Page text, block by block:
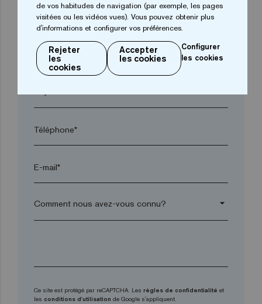
Ville*
Code postal*
Téléphone*
E-mail*
arrow_drop_down
Ce site est protégé par reCAPTCHA. Les règles de confidentialité et
les conditions d'utilisation de Google s'appliquent.
de vos habitudes de navigation (par exemple, les pages
visitées ou les vidéos vues). Vous pouvez obtenir plus
d'informations et configurer vos préférences.
Rejeter
les
cookies
Accepter
les cookies
Configurer
les cookies